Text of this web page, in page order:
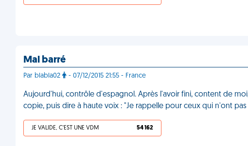
Mal barré
Par blabla02 - 07/12/2015 21:55 - France
Aujourd'hui, contrôle d'espagnol. Après l'avoir fini, content de
copie, puis dire à haute voix : "Je rappelle pour ceux qui n'ont
JE VALIDE, C'EST UNE VDM 54 162